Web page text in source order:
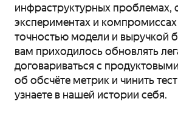
инфраструктурных проблемах,
экспериментах и
точностью модели и выручкой
вам приходилось обновлять
договариваться с
об обсчёте метрик и чинить
узнаете в нашей истории себя.